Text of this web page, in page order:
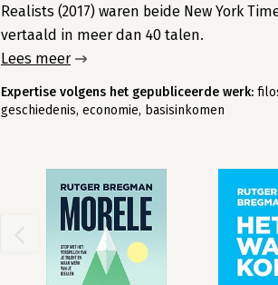
Realists (2017) waren beide New York
vertaald in meer dan 40 talen.
Lees meer
Expertise volgens het gepubliceerde werk:
geschiedenis, economie, basisinkomen